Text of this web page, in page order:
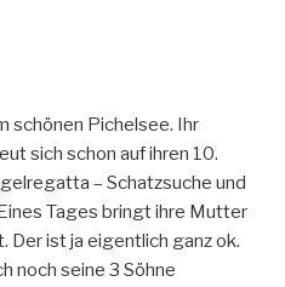
schönen Pichelsee. Ihr
sich schon auf ihren 10.
– Schatzsuche und
Tages bringt ihre Mutter
Der ist ja eigentlich ganz ok.
noch seine 3 Söhne